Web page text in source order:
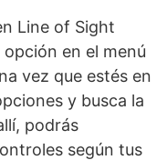
Line of Sight
en el menú
vez que estés en
y busca la
podrás
según tus